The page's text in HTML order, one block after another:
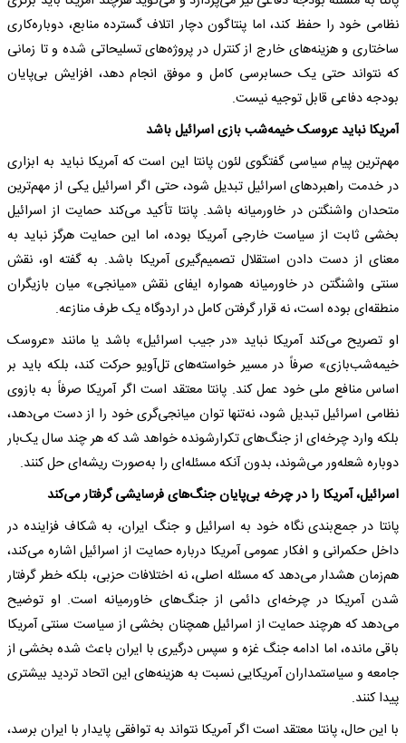
نظامی خود را حفظ کند، اما پنتاگون دچار اتلاف گسترده منابع، دوباره‌کاری
ساختاری و هزینه‌های خارج از کنترل در پروژه‌های تسلیحاتی شده و تا زمانی
که نتواند حتی یک حسابرسی کامل و موفق انجام دهد، افزایش بی‌پایان
بودجه دفاعی قابل توجیه نیست.
آمریکا نباید عروسک خیمه‌شب بازی اسرائیل باشد
مهم‌ترین پیام سیاسی گفتگوی لئون پانتا این است که آمریکا نباید به ابزاری
در خدمت راهبردهای اسرائیل تبدیل شود، حتی اگر اسرائیل یکی از مهم‌ترین
متحدان واشنگتن در خاورمیانه باشد. پانتا تأکید می‌کند حمایت از اسرائیل
بخشی ثابت از سیاست خارجی آمریکا بوده، اما این حمایت هرگز نباید به
معنای از دست دادن استقلال تصمیم‌گیری آمریکا باشد. به گفته او، نقش
سنتی واشنگتن در خاورمیانه همواره ایفای نقش «میانجی» میان بازیگران
منطقه‌ای بوده است، نه قرار گرفتن کامل در اردوگاه یک طرف منازعه.
او تصریح می‌کند آمریکا نباید «در جیب اسرائیل» باشد یا مانند «عروسک
خیمه‌شب‌بازی» صرفاً در مسیر خواسته‌های تل‌آویو حرکت کند، بلکه باید بر
اساس منافع ملی خود عمل کند. پانتا معتقد است اگر آمریکا صرفاً به بازوی
نظامی اسرائیل تبدیل شود، نه‌تنها توان میانجی‌گری خود را از دست می‌دهد،
بلکه وارد چرخه‌ای از جنگ‌های تکرارشونده خواهد شد که هر چند سال یک‌بار
دوباره شعله‌ور می‌شوند، بدون آنکه مسئله‌ای را به‌صورت ریشه‌ای حل کنند.
اسرائیل، آمریکا را در چرخه بی‌پایان جنگ‌های فرسایشی گرفتار می‌کند
پانتا در جمع‌بندی نگاه خود به اسرائیل و جنگ ایران، به شکاف فزاینده در
داخل حکمرانی و افکار عمومی آمریکا درباره حمایت از اسرائیل اشاره می‌کند،
هم‌زمان هشدار می‌دهد که مسئله اصلی، نه اختلافات حزبی، بلکه خطر گرفتار
شدن آمریکا در چرخه‌ای دائمی از جنگ‌های خاورمیانه است. او توضیح
می‌دهد که هرچند حمایت از اسرائیل همچنان بخشی از سیاست سنتی آمریکا
باقی مانده، اما ادامه جنگ غزه و سپس درگیری با ایران باعث شده بخشی از
جامعه و سیاستمداران آمریکایی نسبت به هزینه‌های این اتحاد تردید بیشتری
پیدا کنند.
با این حال، پانتا معتقد است اگر آمریکا نتواند به توافقی پایدار با ایران برسد،